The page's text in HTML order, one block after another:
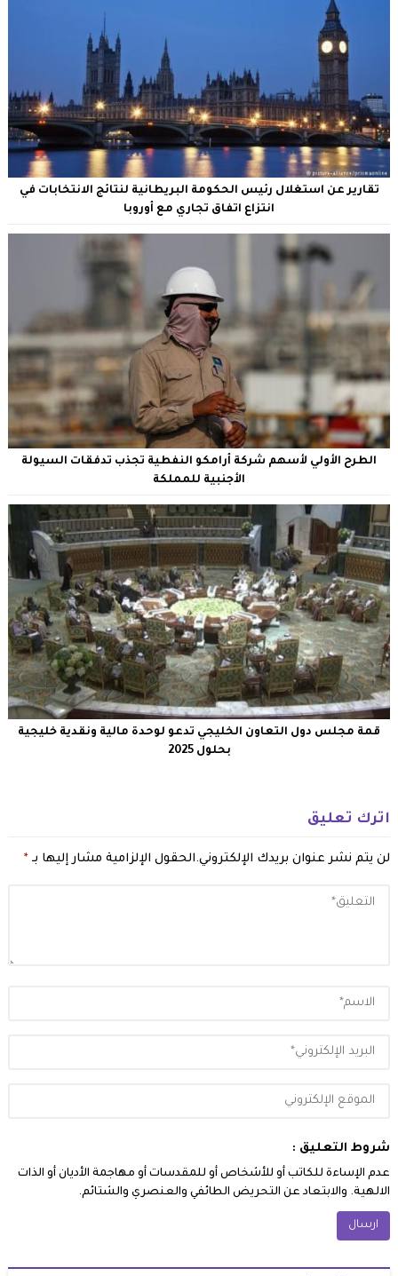
تقارير عن استغلال رئيس الحكومة البريطانية لنتائج الانتخابات في
انتزاع اتفاق تجاري مع أوروبا
الطرح الأولي لأسهم شركة أرامكو النفطية تجذب تدفقات السيولة
الأجنبية للمملكة
قمة مجلس دول التعاون الخليجي تدعو لوحدة مالية ونقدية خليجية
بحلول 2025
اترك تعليق
لن يتم نشر عنوان بريدك الإلكتروني.الحقول الإلزامية مشار إليها بـ *
شروط التعليق :
عدم الإساءة للكاتب أو للأشخاص أو للمقدسات أو مهاجمة الأديان أو الذات
الالهية. والابتعاد عن التحريض الطائفي والعنصري والشتائم.